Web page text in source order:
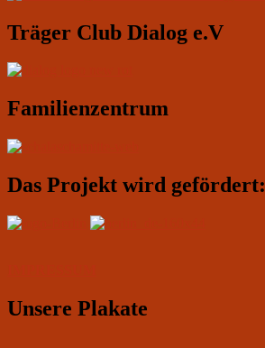
Träger Club Dialog e.V
Familienzentrum
Das Projekt wird gefördert:
Unsere Plakate